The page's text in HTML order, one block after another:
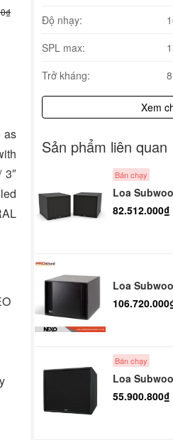
as
3″
Độ nhạy:
SPL max:
Trở kháng:
Xem
Sản phẩm liên quan
Bán chạy
Loa
82.512.000₫
Loa
Bán chạy
Loa
55.900.800₫